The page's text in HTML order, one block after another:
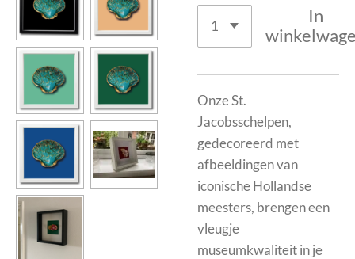
In
Onze St.
Jacobsschelpen,
gedecoreerd met
afbeeldingen van
iconische Hollandse
meesters, brengen een
vleugje
museumkwaliteit in je